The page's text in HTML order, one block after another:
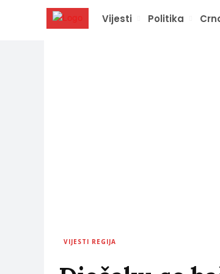
Vijesti Politika
VIJESTI REGIJA